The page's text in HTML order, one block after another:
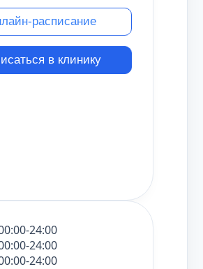
расписание
в клинику
24:00
24:00
24:00